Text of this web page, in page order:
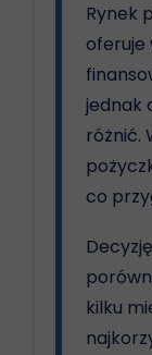
Rynek
oferuje
jednak
różnić.
co
kilku